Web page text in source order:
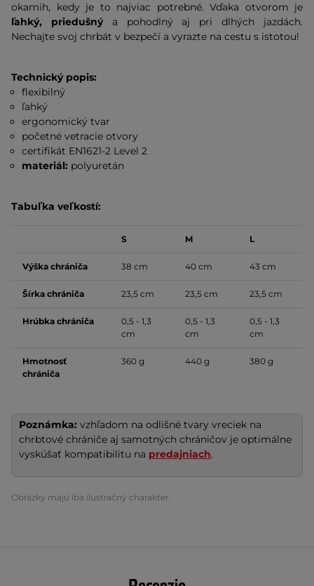
okamih, kedy je to najviac potrebné. Vďaka otvorom je
ľahký, priedušnýa pohodlný aj pri dlhých jazdách.
Nechajte svoj chrbát v bezpečí a vyrazte na cestu s istotou!
Technický popis:
flexibilný
ľahký
ergonomický tvar
početné vetracie otvory
certifikát EN1621-2 Level 2
materiál: polyuretán
Tabuľka veľkostí:
S M L
Výška chrániča 38 cm 40 cm 43 cm
Šírka chrániča 23,5 cm 23,5 cm 23,5 cm
Hrúbka chrániča
0,5 - 1,3
cm
0,5 - 1,3
cm
0,5 - 1,3
cm
Hmotnosť
chrániča
360 g 440 g 380 g
Poznámka: vzhľadom na odlišné tvary vreciek na
chrbtové chrániče aj samotných chráničov je optimálne
vyskúšať kompatibilitu na predajniach.
Obrázky majú iba ilustračný charakter.